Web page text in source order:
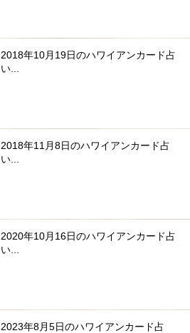
2018年10月19日のハワイアンカード占
い...
2018年11月8日のハワイアンカード占
い...
2020年10月16日のハワイアンカード占
い...
2023年8月5日のハワイアンカード占